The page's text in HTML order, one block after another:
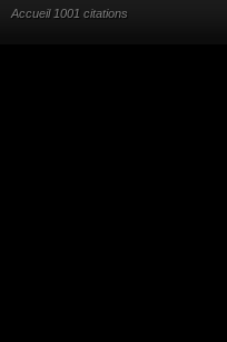
Accueil 1001 citations